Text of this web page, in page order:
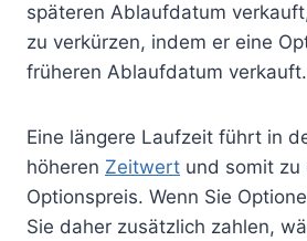
späteren Ablaufdatum
zu verkürzen, indem er eine
früheren Ablaufdatum verkauft.
Eine längere Laufzeit führt in
höheren Zeitwert und somit zu
Optionspreis. Wenn Sie
Sie daher zusätzlich zahlen,